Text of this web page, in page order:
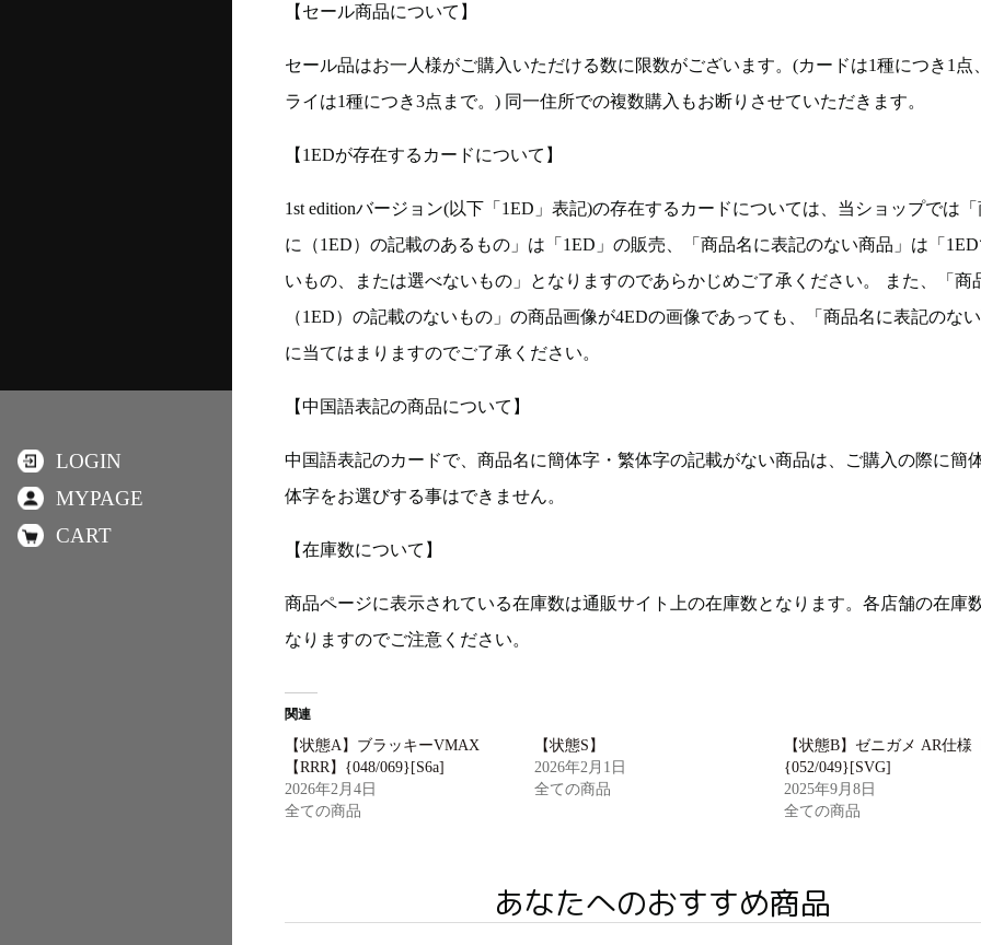
【セール商品について】
セール品はお一人様がご購入いただける数に限数がございます。(カードは1種につき1点
ライは1種につき3点まで。) 同一住所での複数購入もお断りさせていただきます。
【1EDが存在するカードについて】
1st editionバージョン(以下「1ED」表記)の存在するカードについては、当ショップでは「
に（1ED）の記載のあるもの」は「1ED」の販売、「商品名に表記のない商品」は「
いもの、または選べないもの」となりますのであらかじめご了承ください。 また、「商
（1ED）の記載のないもの」の商品画像が4EDの画像であっても、「商品名に表記のない
に当てはまりますのでご了承ください。
【中国語表記の商品について】
中国語表記のカードで、商品名に簡体字・繁体字の記載がない商品は、ご購入の際に簡
体字をお選びする事はできません。
【在庫数について】
商品ページに表示されている在庫数は通販サイト上の在庫数となります。各店舗の在庫
なりますのでご注意ください。
関連
【状態A】ブラッキーVMAX
【RRR】{048/069}[S6a]
2026年2月4日
全ての商品
【状態S】
2026年2月1日
全ての商品
【状態B】ゼニガメ AR仕様
{052/049}[SVG]
2025年9月8日
全ての商品
あなたへのおすすめ商品
LOGIN
MYPAGE
CART